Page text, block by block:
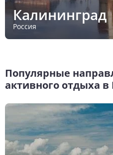
Калининград
Россия
Популярные
активного отдыха в